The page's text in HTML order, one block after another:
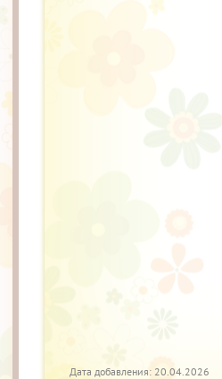
Дата добавления: 20.04.2026